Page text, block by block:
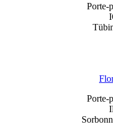
Porte-
Porte-